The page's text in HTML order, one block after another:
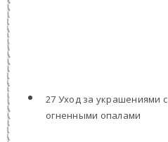
27 Уход за украшениями с
огненными опалами